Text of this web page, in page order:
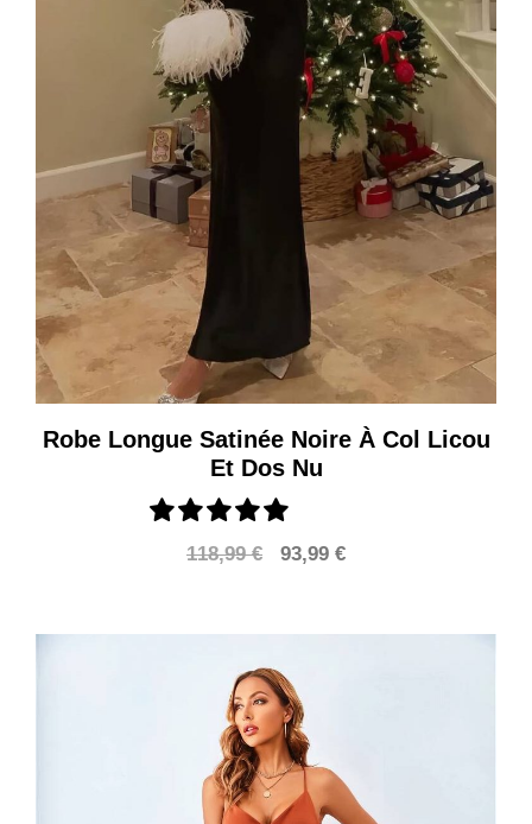
Robe Longue Satinée Noire À Col Licou
Et Dos Nu
118,99€
Le
était :
118,99 €.
93,99 €Le
est :